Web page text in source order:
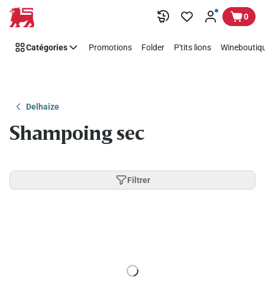
Passer 0
Catégories Promotions Folder P'tits lions
Delhaize
Shampoing sec
Filtrer